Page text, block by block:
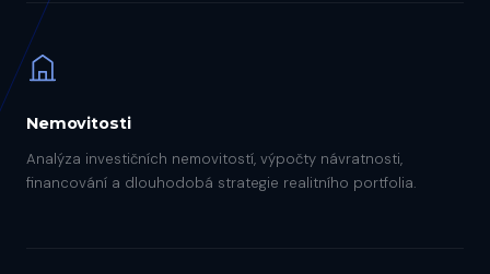
Nemovitosti
Analýza investičních nemovitostí, výpočty návratnosti,
financování a dlouhodobá strategie realitního portfolia.